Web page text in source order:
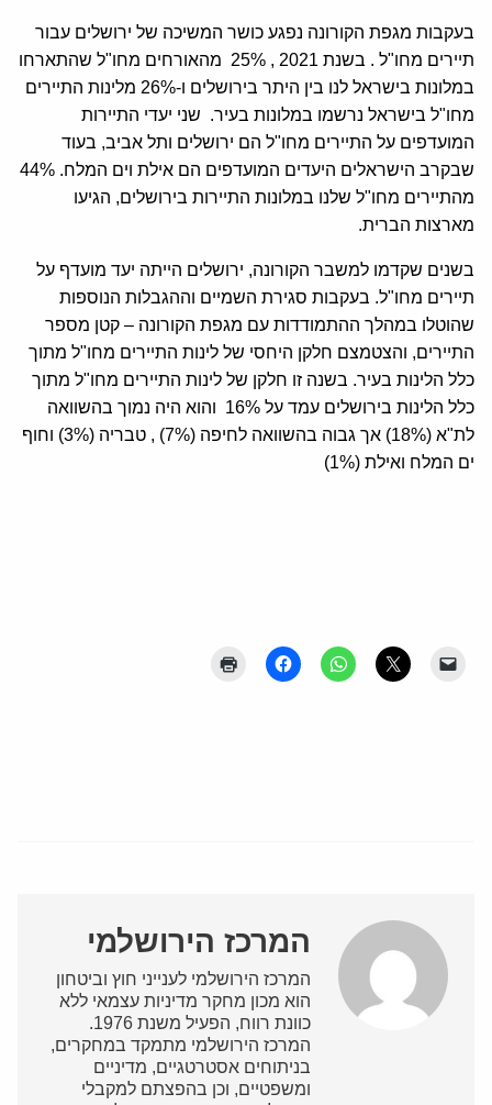
בעקבות מגפת הקורונה נפגע כושר המשיכה של ירושלים עבור
תיירים מחו"ל . בשנת 2021 , 25% מהאורחים מחו"ל שהתארחו
במלונות בישראל לנו בין היתר בירושלים ו-26% מלינות התיירים
מחו"ל בישראל נרשמו במלונות בעיר. שני יעדי התיירות
המועדפים על התיירים מחו"ל הם ירושלים ותל אביב, בעוד
שבקרב הישראלים היעדים המועדפים הם אילת וים המלח. 44%
מהתיירים מחו"ל שלנו במלונות התיירות בירושלים, הגיעו
מארצות הברית.
בשנים שקדמו למשבר הקורונה, ירושלים הייתה יעד מועדף על
תיירים מחו"ל. בעקבות סגירת השמיים וההגבלות הנוספות
שהוטלו במהלך ההתמודדות עם מגפת הקורונה – קטן מספר
התיירים, והצטמצם חלקן היחסי של לינות התיירים מחו"ל מתוך
כלל הלינות בעיר. בשנה זו חלקן של לינות התיירים מחו"ל מתוך
כלל הלינות בירושלים עמד על 16% והוא היה נמוך בהשוואה
לת"א (18%) אך גבוה בהשוואה לחיפה (7%) , טבריה (3%) וחוף
ים המלח ואילת (1%)
המרכז הירושלמי
המרכז הירושלמי לענייני חוץ וביטחון
הוא מכון מחקר מדיניות עצמאי ללא
כוונת רווח, הפעיל משנת 1976.
המרכז הירושלמי מתמקד במחקרים,
בניתוחים אסטרטגיים, מדיניים
ומשפטיים, וכן בהפצתם למקבלי